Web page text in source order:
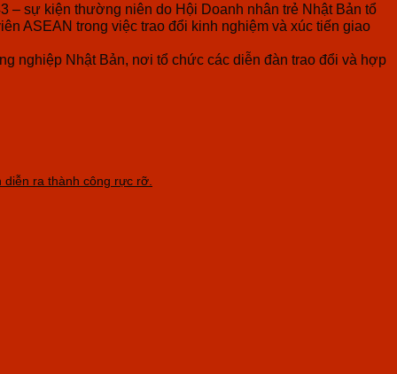
– sự kiện thường niên do Hội Doanh nhân trẻ Nhật Bản tổ
ASEAN trong việc trao đổi kinh nghiệm và xúc tiến giao
nghiệp Nhật Bản, nơi tổ chức các diễn đàn trao đổi và hợp
ra thành công rực rỡ.